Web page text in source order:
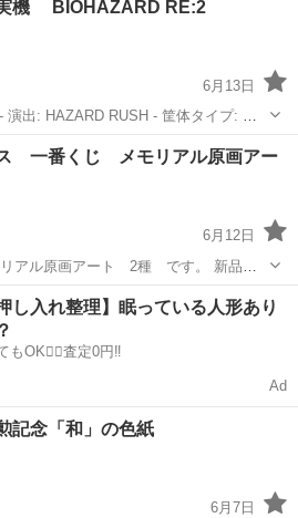
【 ココで働くメリット
機 BIOHAZARD RE:2
6月13日
出: HAZARD RUSH - 筐体タイプ: パ
ので、 ご希望の際はコメントください。 息子が部屋...
その他
一番くじ メモリアル原画アー
6月12日
アル原画アート 2種 です。 新品未
ります。 素人保管であることと、完璧
ください。 お釣りのないようお願いし
その他 一番くじ
し入れ整理】眠っている人形あり
もOK🙆‍♀️査定0円‼️
Ad
記念「和」の色紙
6月7日